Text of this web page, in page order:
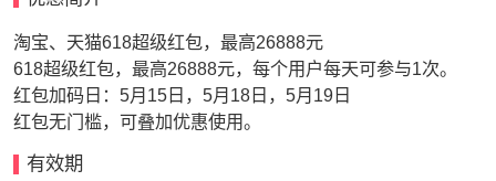
淘宝、天猫618超级红包，最高26888元
618超级红包，最高26888元，每个用户每天可参与1次。
红包加码日：5月15日，5月18日，5月19日
红包无门槛，可叠加优惠使用。
有效期